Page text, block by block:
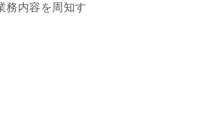
務内容を周知す